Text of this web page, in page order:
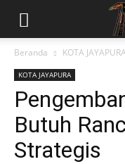
Beranda KOTA
KOTA JAYAPURA
Butuh
Strategis